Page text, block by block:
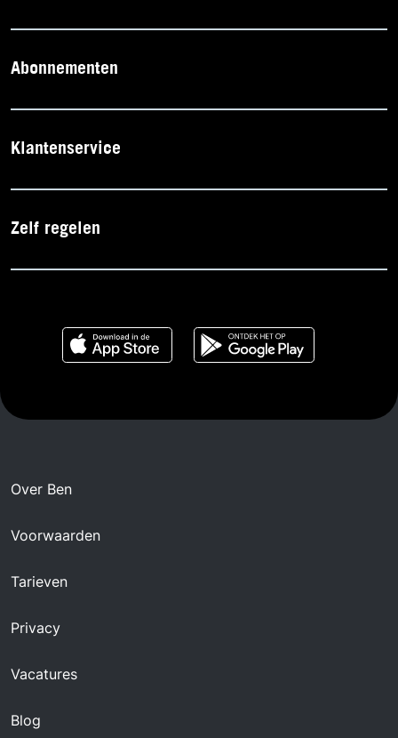
Abonnementen
Klantenservice
Zelf regelen
Over Ben
Voorwaarden
Tarieven
Privacy
Vacatures
Blog